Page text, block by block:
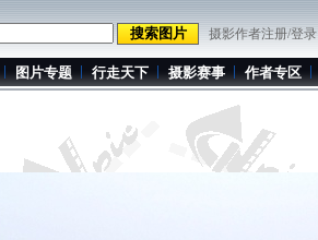
摄影作者注册/登录
图片专题 行走天下 摄影赛事 作者专区